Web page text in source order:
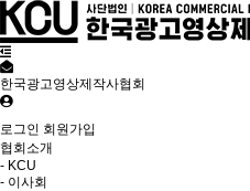
한국광고영상제작사협회
로그인 회원가입
협회소개
- KCU
- 이사회